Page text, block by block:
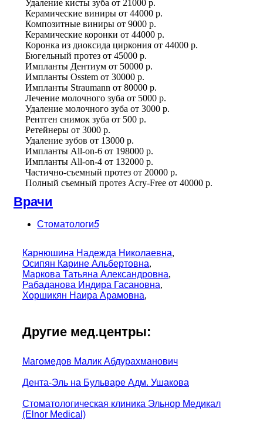
Удаление кисты зуба от 21000 р.
Керамические виниры от 44000 р.
Композитные виниры от 9000 р.
Керамические коронки от 44000 р.
Коронка из диоксида циркония от 44000 р.
Бюгельный протез от 45000 р.
Импланты Дентиум от 50000 р.
Импланты Osstem от 30000 р.
Импланты Straumann от 80000 р.
Лечение молочного зуба от 5000 р.
Удаление молочного зуба от 3000 р.
Рентген снимок зуба от 500 р.
Ретейнеры от 3000 р.
Удаление зубов от 13000 р.
Импланты All-on-6 от 198000 р.
Импланты All-on-4 от 132000 р.
Частично-съемный протез от 20000 р.
Полный съемный протез Acry-Free от 40000 р.
Врачи
Стоматологи5
Карнюшина Надежда Николаевна,
Осипян Карине Альбертовна,
Маркова Татьяна Александровна,
Рабаданова Индира Гасановна,
Хоршикян Наира Арамовна,
Другие мед.центры:
Магомедов Малик Абдурахманович
Дента-Эль на Бульваре Адм. Ушакова
Стоматологическая клиника Эльнор Медикал
(Elnor Medical)